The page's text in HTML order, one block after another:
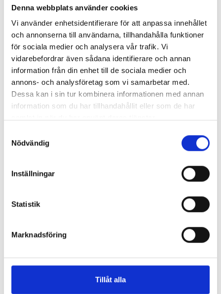
Denna webbplats använder cookies
Vi använder enhetsidentifierare för att anpassa innehållet
och annonserna till användarna, tillhandahålla funktioner
för sociala medier och analysera vår trafik. Vi
vidarebefordrar även sådana identifierare och annan
information från din enhet till de sociala medier och
annons- och analysföretag som vi samarbetar med.
Dessa kan i sin tur kombinera informationen med annan
information som du har tillhandahållit eller som de har
Nödvändig
Inställningar
Statistik
Marknadsföring
Tillåt alla
Kunder har även köpt